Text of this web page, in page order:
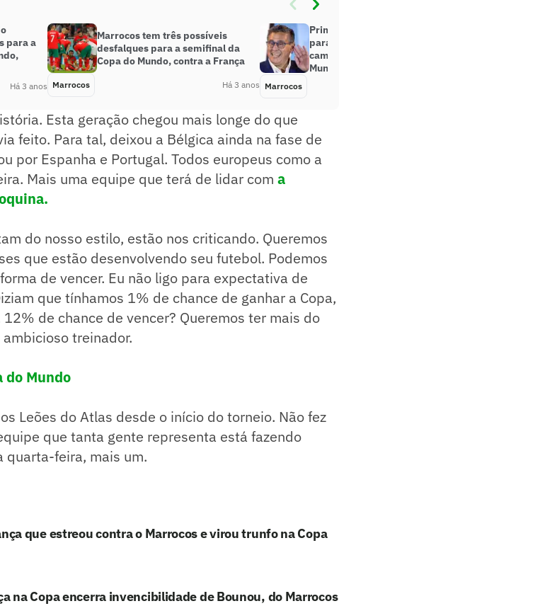
para a
Há 3 anos
Marrocos tem três possíveis
desfalques para a semifinal da
Copa do Mundo, contra a França
Marrocos Há 3 anos
Primeiro-ministro do Marrocos
parabeniza a seleção pela
campanha histórica na Copa do
Mundo
Marrocos
Esta geração chegou mais longe do que
feito. Para tal, deixou a Bélgica ainda na fase de
por Espanha e Portugal. Todos europeus como a
Mais uma equipe que terá de lidar com a
do nosso estilo, estão nos criticando. Queremos
que estão desenvolvendo seu futebol. Podemos
de vencer. Eu não ligo para expectativa de
que tínhamos 1% de chance de ganhar a Copa,
de chance de vencer? Queremos ter mais do
treinador.
do Mundo
Leões do Atlas desde o início do torneio. Não fez
que tanta gente representa está fazendo
quarta-feira, mais um.
que estreou contra o Marrocos e virou trunfo na Copa
na Copa encerra invencibilidade de Bounou, do Marrocos